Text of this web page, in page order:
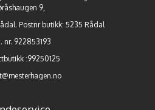
9,
Postnr butikk: 5235 Rådal
nr. 922853193
:99250125